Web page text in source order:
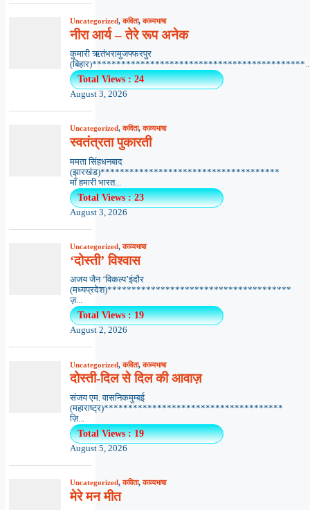
Uncategorized,कविता,काव्यभाषा
नीरा आर्य – तेरे रूप अनेक
कुमारी ऋतंभरामुजफ्फरपुर
Total Views : 24
August 3, 2026
Uncategorized,कविता,काव्यभाषा
स्वतंत्रता पुकारती
ममता सिंहधनबाद
(झारखंड)*************************************
माँ हमारी भारत...
Total Views : 23
August 3, 2026
Uncategorized,काव्यभाषा
‘दोस्ती’ विश्वास
अजय जैन ‘विकल्प’इंदौर
(मध्यप्रदेश)**************************************
ज़...
Total Views : 19
August 2, 2026
Uncategorized,कविता,काव्यभाषा
दोस्ती-दिल से दिल की आवाज़
संजय एम. वासनिकमुम्बई
(महाराष्ट्र)*************************************
ज़ि...
Total Views : 19
August 5, 2026
Uncategorized,कविता,काव्यभाषा
मेरे मन मीत